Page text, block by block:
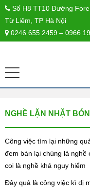
Số H8 TT10 Đường
Từ Liêm, TP Hà Nội
0246 655 2459 – 0966
NGHỀ LẶN NHẶT
Công việc tìm lại những
đem bán lại chúng là
coi là nghề khá nguy hiểm
Đây quả là công việc kì dị